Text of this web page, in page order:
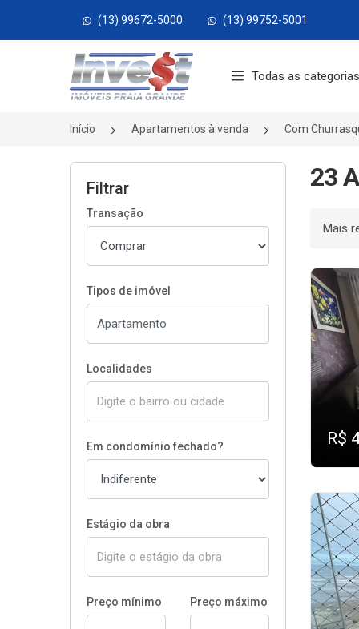
(13) 99672-5000 (13) 99752-5001
Página inicial
Todas as categorias
Início Apartamentos à venda Com
Filtrar
Transação
Tipos de imóvel
Localidades
Em condomínio fechado?
Estágio da obra
Preço mínimo Preço máximo
23
R$